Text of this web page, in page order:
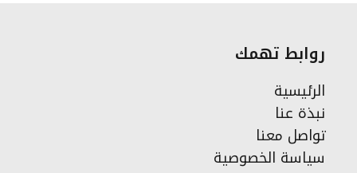
روابط تهمك
الرئيسية
نبذة عنا
تواصل معنا
سياسة الخصوصية